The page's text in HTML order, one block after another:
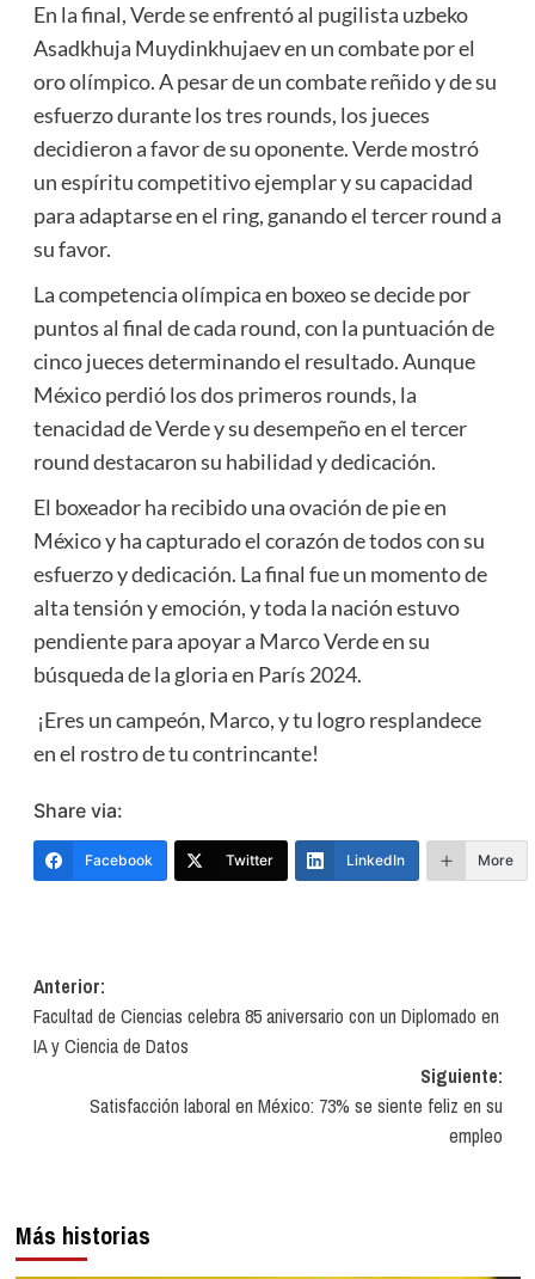
En la final, Verde se enfrentó al pugilista uzbeko
Asadkhuja Muydinkhujaev en un combate por el
oro olímpico. A pesar de un combate reñido y de su
esfuerzo durante los tres rounds, los jueces
decidieron a favor de su oponente. Verde mostró
un espíritu competitivo ejemplar y su capacidad
para adaptarse en el ring, ganando el tercer round a
su favor.
La competencia olímpica en boxeo se decide por
puntos al final de cada round, con la puntuación de
cinco jueces determinando el resultado. Aunque
México perdió los dos primeros rounds, la
tenacidad de Verde y su desempeño en el tercer
round destacaron su habilidad y dedicación.
El boxeador ha recibido una ovación de pie en
México y ha capturado el corazón de todos con su
esfuerzo y dedicación. La final fue un momento de
alta tensión y emoción, y toda la nación estuvo
pendiente para apoyar a Marco Verde en su
búsqueda de la gloria en París 2024.
¡Eres un campeón, Marco, y tu logro resplandece
en el rostro de tu contrincante!
Share via:
Facebook Twitter LinkedIn More
Navegación
de
entradas
Anterior:
Facultad de Ciencias celebra 85 aniversario con un Diplomado en
IA y Ciencia de Datos
Siguiente:
Satisfacción laboral en México: 73% se siente feliz en su
empleo
Más historias